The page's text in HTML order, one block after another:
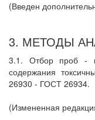
(Введен
3. МЕТОДЫ
3.1. Отбор проб -
содержания
26930 - ГОСТ 26934.
(Измененная